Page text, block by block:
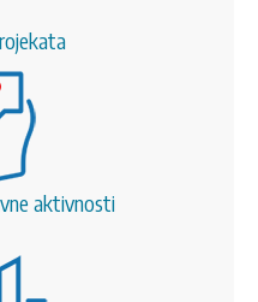
aktivnosti